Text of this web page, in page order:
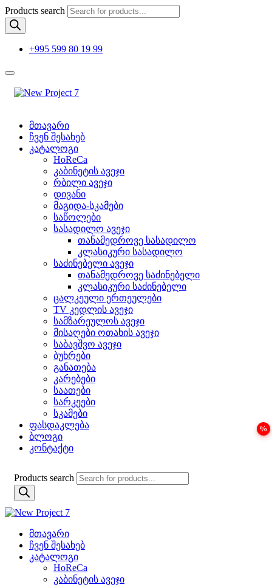
Products search
+995 599 80 19 99
მთავარი
ჩვენ შესახებ
კატალოგი
HoReCa
კაბინეტის ავეჯი
რბილი ავეჯი
დივანი
მაგიდა-სკამები
საწოლები
სასადილო ავეჯი
თანამედროვე სასადილო
კლასიკური სასადილო
საძინებელი ავეჯი
თანამედროვე საძინებელი
კლასიკური საძინებელი
ცალკეული ერთეულები
TV კედლის ავეჯი
სამზარეულოს ავეჯი
მისაღები ოთახის ავეჯი
საბავშვო ავეჯი
ბუხრები
განათება
კარებები
საათები
სარკეები
სკამები
ფასდაკლება
ბლოგი
კონტაქტი
Products search
მთავარი
ჩვენ შესახებ
კატალოგი
HoReCa
კაბინეტის ავეჯი